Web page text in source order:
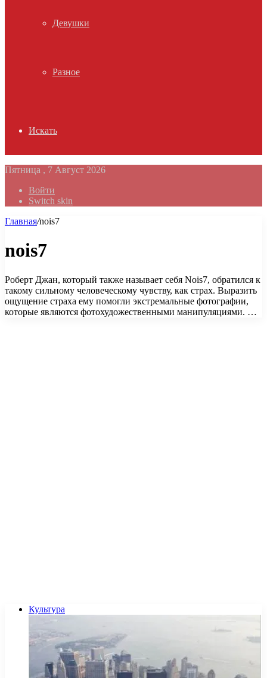
Девушки
Разное
Искать
Пятница , 7 Август 2026
Войти
Switch skin
Главная/nois7
nois7
Роберт Джан, который также называет себя Nois7, обратился к
такому сильному человеческому чувству, как страх. Выразить
ощущение страха ему помогли экстремальные фотографии,
которые являются фотохудожественными манипуляциями. …
Культура